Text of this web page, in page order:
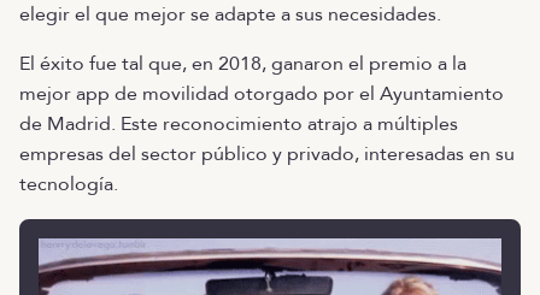
elegir el que mejor se adapte a sus necesidades.
El éxito fue tal que, en 2018, ganaron el premio a la
mejor app de movilidad otorgado por el Ayuntamiento
de Madrid. Este reconocimiento atrajo a múltiples
empresas del sector público y privado, interesadas en su
tecnología.